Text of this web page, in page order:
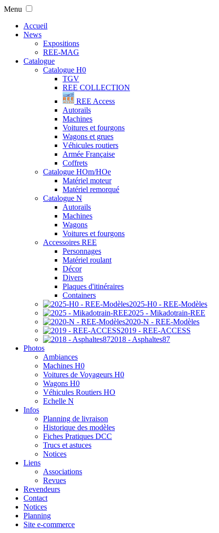
Menu
Accueil
News
Expositions
REE-MAG
Catalogue
Catalogue H0
TGV
REE COLLECTION
REE Access
Autorails
Machines
Voitures et fourgons
Wagons et grues
Véhicules routiers
Armée Française
Coffrets
Catalogue HOm/HOe
Matériel moteur
Matériel remorqué
Catalogue N
Autorails
Machines
Wagons
Voitures et fourgons
Accessoires REE
Personnages
Matériel roulant
Décor
Divers
Plaques d'itinéraires
Containers
2025-H0 - REE-Modèles
2025 - Mikadotrain-REE
2020-N - REE-Modèles
2019 - REE-ACCESS
2018 - Asphaltes87
Photos
Ambiances
Machines H0
Voitures de Voyageurs H0
Wagons H0
Véhicules Routiers HO
Echelle N
Infos
Planning de livraison
Historique des modèles
Fiches Pratiques DCC
Trucs et astuces
Notices
Liens
Associations
Revues
Revendeurs
Contact
Notices
Planning
Site e-commerce